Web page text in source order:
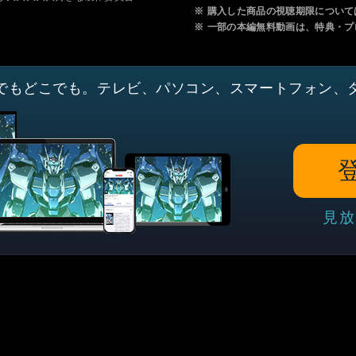
※ 購入した商品の視聴期限について
※ 一部の本編無料動画は、特典・
もどこでも。テレビ、パソコン、スマートフォン、
見